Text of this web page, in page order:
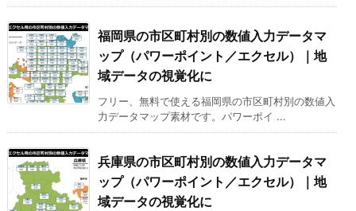
福岡県の市区町村別の数値入力データマ
ップ（パワーポイント／エクセル）｜地
域データの視覚化に
フリー、無料で使える福岡県の市区町村別の数値入
力データマップ素材です。パワーポイ ...
兵庫県の市区町村別の数値入力データマ
ップ（パワーポイント／エクセル）｜地
域データの視覚化に